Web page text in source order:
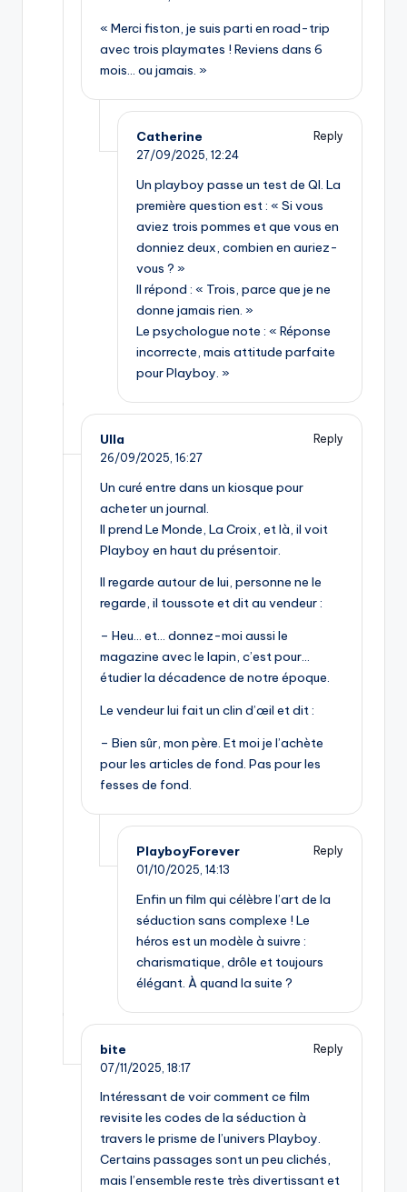
« Merci fiston, je suis parti en road-trip
avec trois playmates ! Reviens dans 6
mois… ou jamais. »
Catherine
Reply
27/09/2025, 12:24
Un playboy passe un test de QI. La
première question est : « Si vous
aviez trois pommes et que vous en
donniez deux, combien en auriez-
vous ? »
Il répond : « Trois, parce que je ne
donne jamais rien. »
Le psychologue note : « Réponse
incorrecte, mais attitude parfaite
pour Playboy. »
Ulla
Reply
26/09/2025, 16:27
Un curé entre dans un kiosque pour
acheter un journal.
Il prend Le Monde, La Croix, et là, il voit
Playboy en haut du présentoir.
Il regarde autour de lui, personne ne le
regarde, il toussote et dit au vendeur :
– Heu… et… donnez-moi aussi le
magazine avec le lapin, c’est pour…
étudier la décadence de notre époque.
Le vendeur lui fait un clin d’œil et dit :
– Bien sûr, mon père. Et moi je l’achète
pour les articles de fond. Pas pour les
fesses de fond.
PlayboyForever
Reply
01/10/2025, 14:13
Enfin un film qui célèbre l’art de la
séduction sans complexe ! Le
héros est un modèle à suivre :
charismatique, drôle et toujours
élégant. À quand la suite ?
bite
Reply
07/11/2025, 18:17
Intéressant de voir comment ce film
revisite les codes de la séduction à
travers le prisme de l’univers Playboy.
Certains passages sont un peu clichés,
mais l’ensemble reste très divertissant et